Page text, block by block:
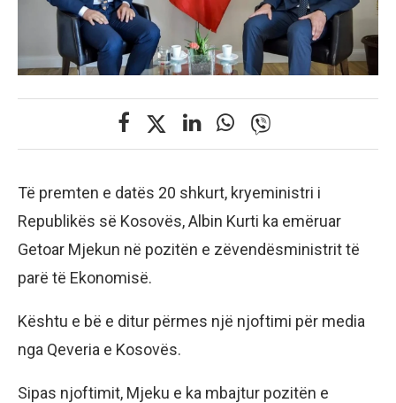
Të premten e datës 20 shkurt, kryeministri i
Republikës së Kosovës, Albin Kurti ka emëruar
Getoar Mjekun në pozitën e zëvendësministrit të
parë të Ekonomisë.
Kështu e bë e ditur përmes një njoftimi për media
nga Qeveria e Kosovës.
Sipas njoftimit, Mjeku e ka mbajtur pozitën e